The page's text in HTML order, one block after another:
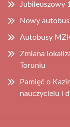
Jubileuszowy
Nowy
Autobusy
Zmiana
Toruniu
Pamięć o
nauczycielu i